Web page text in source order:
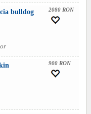
bulldog
2080 RON
900 RON